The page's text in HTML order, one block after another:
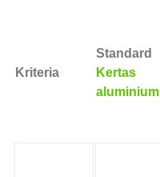
Kriteria
Standard
Kertas
aluminium